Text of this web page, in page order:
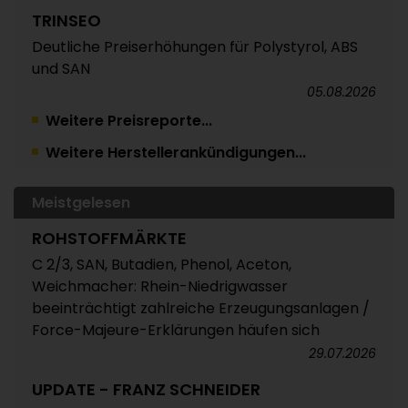
TRINSEO
Deutliche Preiserhöhungen für Polystyrol, ABS
und SAN
05.08.2026
POLYMERPREISE
Vorprodukte Juli/August 2026
POLYMERPREISE
Styrolkunststoffe Juli 2026: Absturz der SM-
Referenz zieht die Preise nach unten /
Atempause wohl aber nur von kurzer Dauer
04.08.2026
POLYMERPREISE
Überwiegend leichte Abschläge oder Rollover /
Weitere Preisreporte...
Weitere Herstellerankündigungen...
Meistgelesen
ROHSTOFFMÄRKTE
C 2/3, SAN, Butadien, Phenol, Aceton,
Weichmacher: Rhein-Niedrigwasser
beeinträchtigt zahlreiche Erzeugungsanlagen /
Force-Majeure-Erklärungen häufen sich
29.07.2026
UPDATE - FRANZ SCHNEIDER